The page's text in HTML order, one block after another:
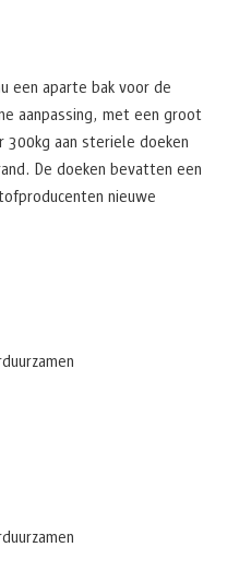
een aparte bak voor de
aanpassing, met een groot
aan steriele doeken
De doeken bevatten een
nieuwe